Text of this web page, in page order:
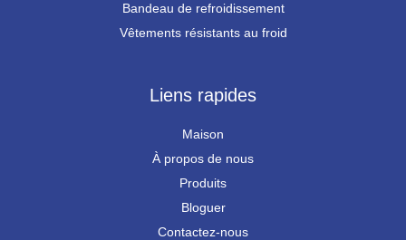
Bandeau de refroidissement
Vêtements résistants au froid
Liens rapides
Maison
À propos de nous
Produits
Bloguer
Contactez-nous